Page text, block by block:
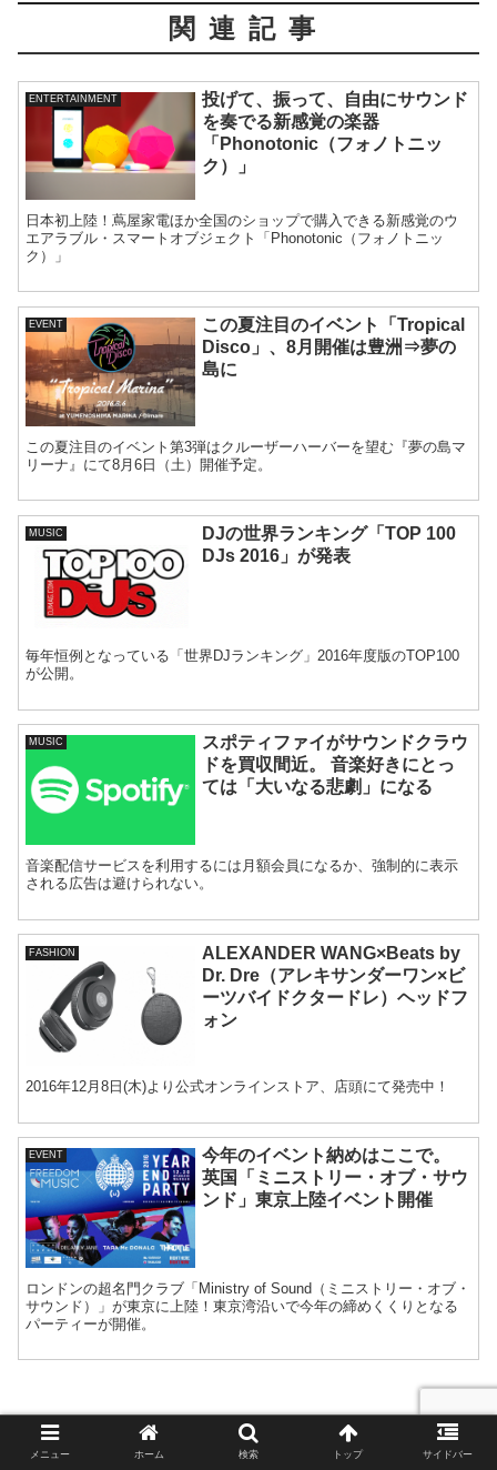
関連記事
ENTERTAINMENT
投げて、振って、自由にサウンド
を奏でる新感覚の楽器
「Phonotonic（フォノトニッ
ク）」
日本初上陸！蔦屋家電ほか全国のショップで購入できる新感覚のウ
エアラブル・スマートオブジェクト「Phonotonic（フォノトニッ
ク）」
EVENT
この夏注目のイベント「Tropical
Disco」、8月開催は豊洲⇒夢の
島に
この夏注目のイベント第3弾はクルーザーハーバーを望む『夢の島マ
リーナ』にて8月6日（土）開催予定。
MUSIC
DJの世界ランキング「TOP 100
DJs 2016」が発表
毎年恒例となっている「世界DJランキング」2016年度版のTOP100
が公開。
MUSIC
スポティファイがサウンドクラウ
ドを買収間近。 音楽好きにとっ
ては「大いなる悲劇」になる
音楽配信サービスを利用するには月額会員になるか、強制的に表示
される広告は避けられない。
FASHION
ALEXANDER WANG×Beats by
Dr. Dre（アレキサンダーワン×ビ
ーツバイドクタードレ）ヘッドフ
ォン
2016年12月8日(木)より公式オンラインストア、店頭にて発売中！
EVENT
今年のイベント納めはここで。
英国「ミニストリー・オブ・サウ
ンド」東京上陸イベント開催
ロンドンの超名門クラブ「Ministry of Sound（ミニストリー・オブ・
サウンド）」が東京に上陸！東京湾沿いで今年の締めくくりとなる
パーティーが開催。
メニュー ホーム 検索 トップ サイドバー